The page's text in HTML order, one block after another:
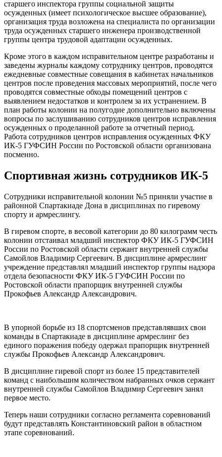
старшего инспектора группы социальной защиты
осужденных (имеет психологическое высшее образование),
организация труда возложена на специалиста по организации
труда осужденных старшего инженера производственной
группы центра трудовой адаптации осужденных.
Кроме этого в каждом исправительном центре разработаны и
заведены журналы каждому сотруднику центров, проводятся
ежедневные совместные совещания в кабинетах начальников
центров после проведения массовых мероприятий, после чего
проводятся совместные обходы помещений центров с
выявлением недостатков и контролем за их устранением. В
план работы колонии на полугодие дополнительно включены
вопросы по заслушиванию сотрудников центров исправления
осужденных о проделанной работе за отчетный период.
Работа сотрудников центров исправления осужденных ФКУ
ИК-5 ГУФСИН России по Ростовской области организована
посменно.
Спортивная жизнь сотрудников ИК-5
Сотрудники исправительной колонии №5 приняли участие в
районной Спартакиаде Дона в дисциплинах по гиревому
спорту и армреслингу.
В гиревом спорте, в весовой категории до 80 килограмм честь
колонии отстаивал младший инспектор ФКУ ИК-5 ГУФСИН
России по Ростовской области сержант внутренней службы
Самойлов Владимир Сергеевич. В дисциплине армреслинг
учреждение представлял младший инспектор группы надзора
отдела безопасности ФКУ ИК-5 ГУФСИН России по
Ростовской области прапорщик внутренней службы
Прокофьев Александр Александрович.
В упорной борьбе из 18 спортсменов представлявших свои
команды в Спартакиаде в дисциплине армреслинг без
единого поражения победу одержал прапорщик внутренней
службы Прокофьев Александр Александрович.
В дисциплине гиревой спорт из более 15 представителей
команд с наибольшим количеством набранных очков сержант
внутренней службы Самойлов Владимир Сергеевич занял
первое место.
Теперь наши сотрудники согласно регламента соревнований
будут представлять Константиновский район в областном
этапе соревнований.